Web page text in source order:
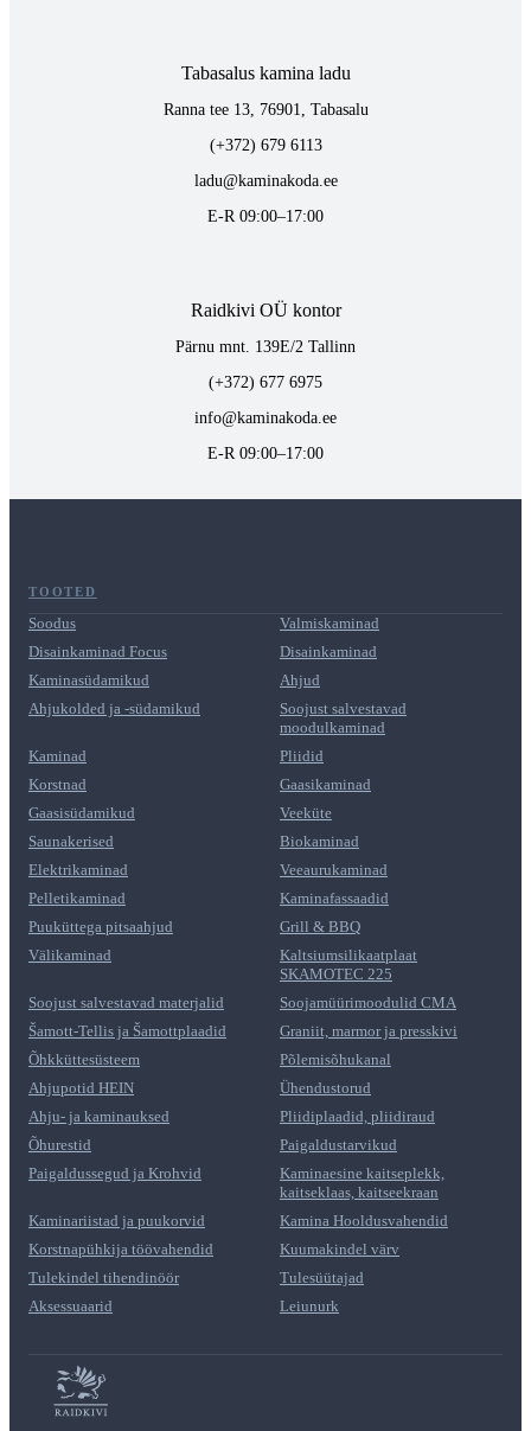
Tabasalus kamina ladu
Ranna tee 13, 76901, Tabasalu
(+372) 679 6113
ladu@kaminakoda.ee
E-R 09:00–17:00
Raidkivi OÜ kontor
Pärnu mnt. 139E/2 Tallinn
(+372) 677 6975
info@kaminakoda.ee
E-R 09:00–17:00
TOOTED
Soodus
Valmiskaminad
Disainkaminad Focus
Disainkaminad
Kaminasüdamikud
Ahjud
Ahjukolded ja -südamikud
Soojust salvestavad
moodulkaminad
Kaminad
Pliidid
Korstnad
Gaasikaminad
Gaasisüdamikud
Veeküte
Saunakerised
Biokaminad
Elektrikaminad
Veeaurukaminad
Pelletikaminad
Kaminafassaadid
Puuküttega pitsaahjud
Grill & BBQ
Välikaminad
Kaltsiumsilikaatplaat
SKAMOTEC 225
Soojust salvestavad materjalid
Soojamüürimoodulid CMA
Šamott-Tellis ja Šamottplaadid
Graniit, marmor ja presskivi
Õhkküttesüsteem
Põlemisõhukanal
Ahjupotid HEIN
Ühendustorud
Ahju- ja kaminauksed
Pliidiplaadid, pliidiraud
Õhurestid
Paigaldustarvikud
Paigaldussegud ja Krohvid
Kaminaesine kaitseplekk,
kaitseklaas, kaitseekraan
Kaminariistad ja puukorvid
Kamina Hooldusvahendid
Korstnapühkija töövahendid
Kuumakindel värv
Tulekindel tihendinöör
Tulesüütajad
Aksessuaarid
Leiunurk